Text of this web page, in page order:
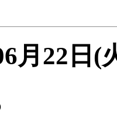
月22日(